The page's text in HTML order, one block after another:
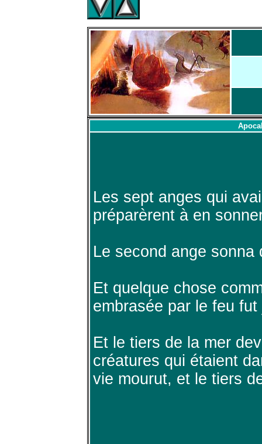
Les sept anges qui
préparèrent à en
Le second ange sonna
Et quelque chose
embrasée par le feu
Et le tiers de la mer
créatures qui étaient
vie mourut, et le tiers